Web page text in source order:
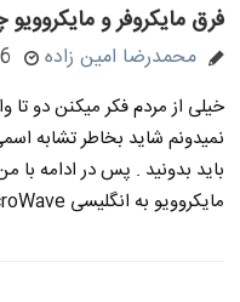
فرق مایکروفر و
محمدرضا امین زاده 26
خیلی از مردم فکر میکنن دو تا
نمیدونم شاید بخاطر تشابه
باید بدونید . پس در ادامه با
مایکروویو به انگلیسی MicroWave […]